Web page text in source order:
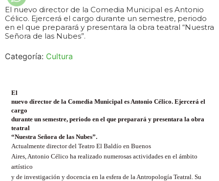
El nuevo director de la Comedia Municipal es Antonio
Célico. Ejercerá el cargo durante un semestre, periodo
en el que preparará y presentara la obra teatral “Nuestra
Señora de las Nubes”.
Categoría: Cultura
El
nuevo director de la Comedia Municipal es Antonio Célico. Ejercerá el
cargo
durante un semestre, periodo en el que preparará y presentara la obra
teatral
“Nuestra Señora de las Nubes”.
Actualmente director del Teatro El Baldío en Buenos
Aires, Antonio Célico ha realizado numerosas actividades en el ámbito
artístico
y de investigación y docencia en la esfera de la Antropología Teatral. Su